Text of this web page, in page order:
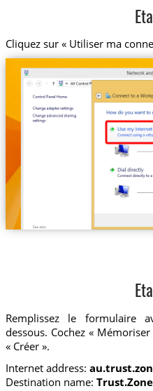
Cliquez sur « Utiliser ma
Remplissez le formulaire
dessous. Cochez «
« Créer ».
Internet address:
Destination name: